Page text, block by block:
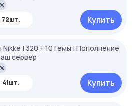
72шт. Купить
| 320 + 10 Гемы | Пополнение
сервер
41шт. Купить